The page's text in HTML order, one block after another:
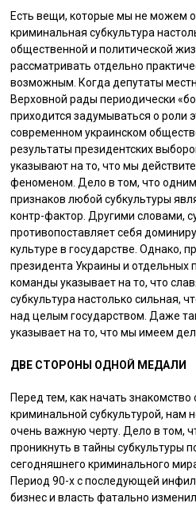
Есть вещи, которые мы не можем
криминальная субкультура
общественной и политической
рассматривать отдельно
возможным. Когда депутаты
Верховной рады периодически
приходится задумываться о роли
современном украинском
результаты президентских
указывают на то, что мы
феноменом. Дело в том, что
признаков любой субкультуры
контр-фактор. Другими словами,
противопоставляет себя
культуре в государстве. Однако,
президента Украины и отдельных
команды указывает на то, что
субкультура настолько сильная,
над целым государством. Даже
указывает на то, что мы имеем
ДВЕ СТОРОНЫ ОДНОЙ МЕДАЛИ
Перед тем, как начать знакомство
криминальной субкультурой, нам
очень важную черту. Дело в том,
проникнуть в тайны субкультуры
сегодняшнего криминального
Период 90-х с последующей
бизнес и власть фатально